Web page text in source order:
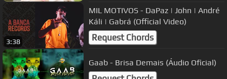
3:38
MIL MOTIVOS - DaPaz | John | André
Káli | Gabrá (Official Video)
Request Chords
Gaab - Brisa Demais (Áudio Oficial)